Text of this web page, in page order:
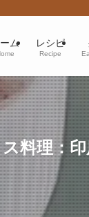
ム レシピ
Recipe
料理：